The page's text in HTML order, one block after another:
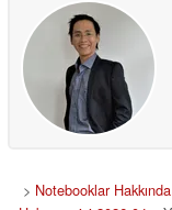
> Notebooklar